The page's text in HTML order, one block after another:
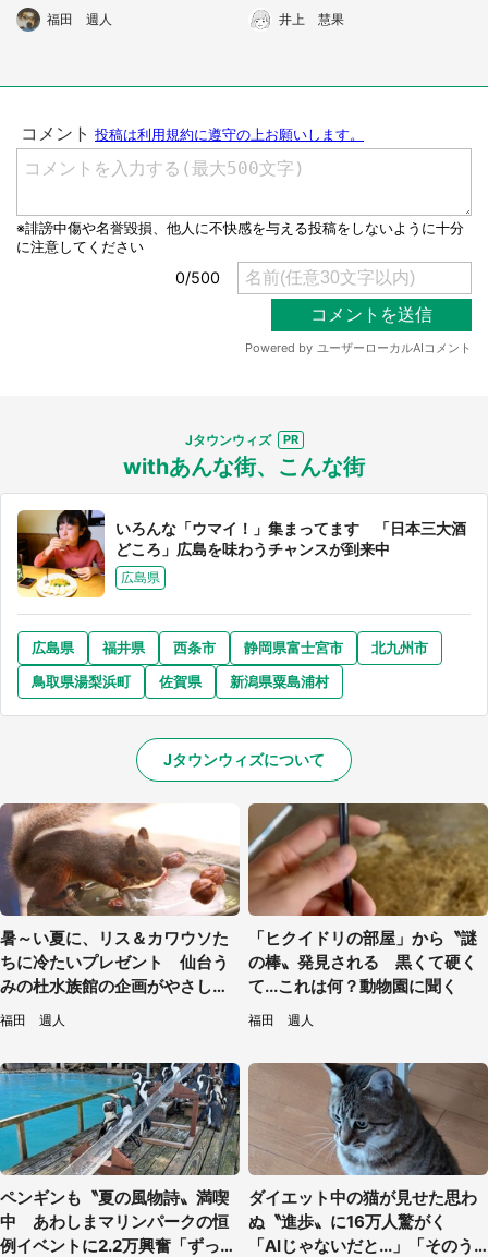
困惑福田 週人
ック〟に2.1万人感動
井上 慧果
Jタウンウィズ
withあんな街、こんな街
いろんな「ウマイ！」集まってます 「日本三大酒
どころ」広島を味わうチャンスが到来中
広島県
広島県 福井県 西条市 静岡県富士宮市
北九州市
鳥取県湯梨浜町
佐賀県 新潟県粟島浦村
Jタウンウィズについて
暑～い夏に、リス＆カワウソた
ちに冷たいプレゼント 仙台う
みの杜水族館の企画がやさしい
【7／31～8／23】
福田 週人
「ヒクイドリの部屋」から〝謎
の棒〟発見される 黒くて硬く
て...これは何？動物園に聞く
福田 週人
ペンギンも〝夏の風物詩〟満喫
中 あわしまマリンパークの恒
例イベントに2.2万興奮「ずっと
ダイエット中の猫が見せた思わ
ぬ〝進歩〟に16万人驚がく
「AIじゃないだと...」「そのう